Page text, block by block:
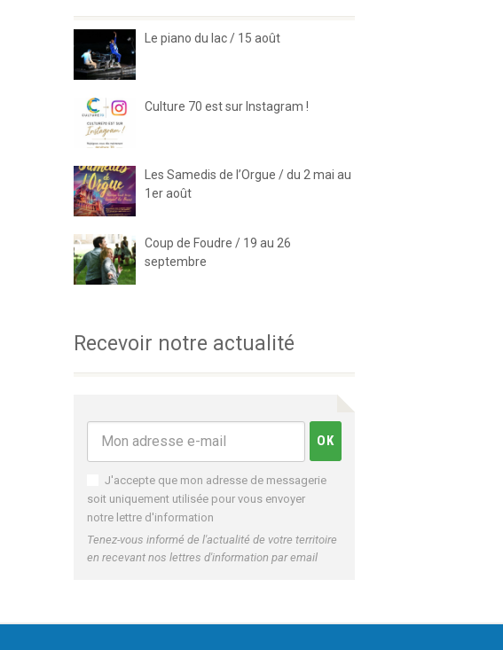
Le piano du lac / 15 août
Culture 70 est sur Instagram !
Les Samedis de l’Orgue / du 2 mai au
1er août
Coup de Foudre / 19 au 26
septembre
Recevoir notre actualité
J'accepte que mon adresse de messagerie
soit uniquement utilisée pour vous envoyer
notre lettre d'information
Tenez-vous informé de l'actualité de votre territoire
en recevant nos lettres d'information par email